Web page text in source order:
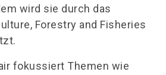
wird sie durch das
Forestry and Fisheries
fokussiert Themen wie